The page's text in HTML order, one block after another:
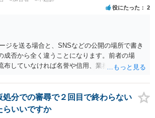
役にたった 2
ジを送る場合と、SNSなどの公開の場所で書き
成否から全く違うことになります。前者の場
布していなければ名誉や信用、業務にかかる犯
処分での審尋で２回目で終わらない
らいいですか